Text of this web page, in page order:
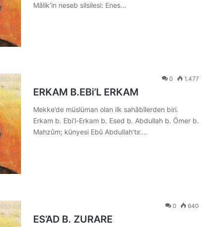
Mâlik’in neseb silsilesi: Enes…
0 1.477
ERKAM B.EBi’L ERKAM
Mekke’de müslüman olan ilk sahâbîlerden biri.
Erkam b. Ebi’l-Erkam b. Esed b. Abdullah b. Ömer b.
Mahzûm; künyesi Ebû Abdullah’tır.…
0 640
ES’AD B. ZURARE